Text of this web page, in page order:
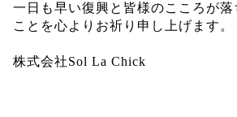
一日も早い復興と皆様のこころが
ことを心よりお祈り申し上げます。
株式会社Sol La Chick